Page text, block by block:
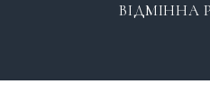
ВІДМІННА